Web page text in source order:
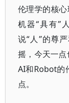
伦理学的核
机器“具有”
说“人”的尊
摇，今天一点
AI和Robot的
点。